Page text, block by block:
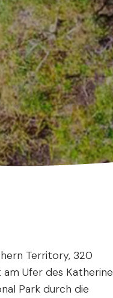
Territory, 320
Ufer des Katherine
Park durch die